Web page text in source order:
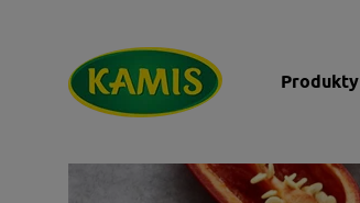
Produkty